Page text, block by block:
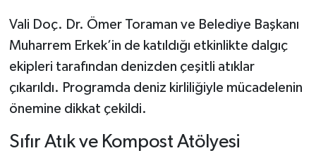
Vali Doç. Dr. Ömer Toraman ve Belediye Başkanı
Muharrem Erkek’in de katıldığı etkinlikte dalgıç
ekipleri tarafından denizden çeşitli atıklar
çıkarıldı. Programda deniz kirliliğiyle mücadelenin
önemine dikkat çekildi.
Sıfır Atık ve Kompost Atölyesi